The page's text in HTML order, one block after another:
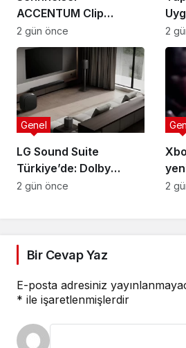
ACCENTUM Clip
Türkiye’de: Açık kulak
teknolojisinde yeni
standart
2 gün önce 2
LG Sound Suite
Türkiye’de: Dolby
Atmos FlexConnect ile
Genel
2 gün önce 2
Bir Cevap Yaz
E-posta adresiniz
* ile işaretlenmişlerdir